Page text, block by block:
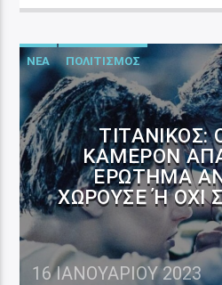
ΝΕΑ ΠΟΛΙΤΙΣΜΟΣ
ΤΙΤΑΝΙΚΌΣ:
ΚΆΜΕΡΟΝ
ΕΡΏΤΗΜΑ
ΧΩΡΟΎΣΕ Ή ΌΧΙ
16 ΙΑΝΟΥΑΡΊΟΥ 2023